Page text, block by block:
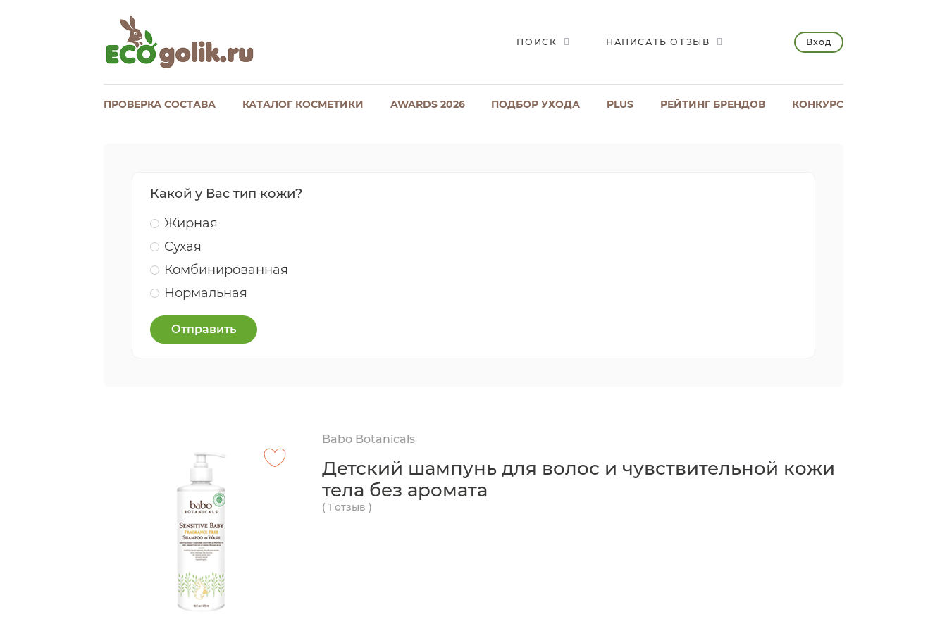
ПОИСК НАПИСАТЬ ОТЗЫВ Вход
ПРОВЕРКА СОСТАВА КАТАЛОГ КОСМЕТИКИ AWARDS 2026 ПОДБОР УХОДА PLUS РЕЙТИНГ БРЕНДОВ КОНКУРС
Какой у Вас тип кожи?
Жирная
Сухая
Комбинированная
Нормальная
Отправить
Babo Botanicals
Детский шампунь для волос и чувствительной кожи
тела без аромата
( 1 отзыв )